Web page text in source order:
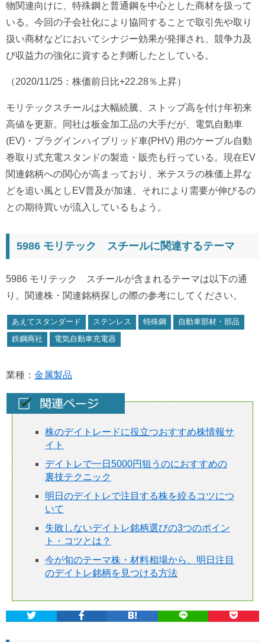
物関連向けに、特殊鋼と普通鋼を中心とした商材を扱って
いる。今回の子会社化により協同することで取引先や取り
扱い商材などにおいてシナジー効果が発揮され、競争力及
び収益力の強化に資すると判断したとしている。
（2020/11/25：株価前日比+22.28％上昇）
モリテックスチールは大幅続騰、ストップ高を付け年初来
高値を更新。同社は板金加工品の大手だが、電気自動車
(EV)・プラグインハイブリッド車(PHV) 用のケーブル自動
巻取り式充電スタンドの製造・販売も行っている。現在EV
関連銘柄への関心が高まっており、米テスラの株価上昇な
どを追い風としEV普及が加速、それにより需要が伸びるの
との期待買いが流入しているもよう。
5986 モリテック スチールに関連するテーマ
5986 モリテック スチールが含まれるテーマは以下の通
り。関連株・関連銘柄探しの際の参考にしてください。
あえてスタンダード ステンレス 特殊鋼
自動車部材・部品
鉄鋼商社
電気自動車充電器
業種： 金属製品
株のデイトレードに役立つおすすめ株情報サ
イト
デイトレで一日5000円狙うのにおすすめの
裏技テクニック
明日のデイトレで注目する株を絞るコツにつ
いて
失敗しないデイトレ銘柄選びの3つのポイン
ト・コツとは？
今が旬のテーマ株・材料相場から、明日注目
のデイトレ銘柄を見つける方法